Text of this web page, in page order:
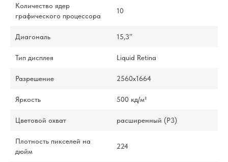
Количество ядер
графического процессора
10
Диагональ 15,3’’
Тип дисплея Liquid Retina
Разрешение 2560x1664
Яркость 500 кд/м²
Цветовой охват расширенный (P3)
Плотность пикселей на
дюйм
224